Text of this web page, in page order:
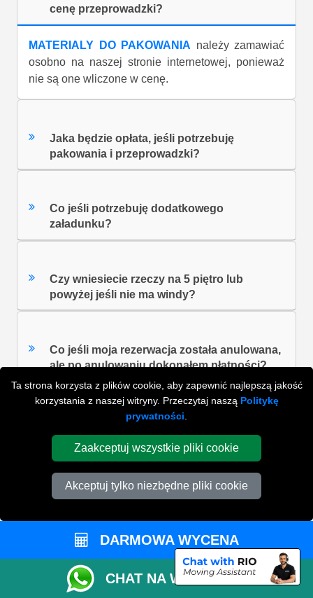
Ta strona korzysta z plików cookie, aby zapewnić najlepszą jakość
korzystania z naszej witryny. Przeczytaj naszą Politykę
prywatności
Zaakceptuj wszystkie pliki cookie
Akceptuj tylko niezbędne pliki cookie
cenę przeprowadzki?
MATERIALY DO PAKOWANIA należy zamawiać
osobno na naszej stronie internetowej, ponieważ
nie są one wliczone w cenę.
Jaka będzie opłata, jeśli potrzebuję
pakowania i przeprowadzki?
Co jeśli potrzebuję dodatkowego
załadunku?
Czy wniesiecie rzeczy na 5 piętro lub
powyżej jeśli nie ma windy?
Co jeśli moja rezerwacja została anulowana,
ale po anulowaniu dokonałem płatności?
ZOBACZ WSZYSTKIE FAQ'S
WYSZUKAJ W NAJCZĘŚCIEJ ZADAWANYCH
PYTANIACH
ZACZNIJ WPISYWAĆ SWOJE PYTANIE I WYBIERZ Z
PONIŻSZYCH WYNIKÓW
DARMOWA WYCENA
CHAT NA WHATSAPP